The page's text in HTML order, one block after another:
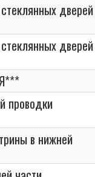
дверей
дверей
проводки
в нижней